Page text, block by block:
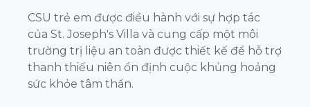
CSU trẻ em được điều hành với sự hợp tác
của St. Joseph's Villa và cung cấp một môi
trường trị liệu an toàn được thiết kế để hỗ trợ
thanh thiếu niên ổn định cuộc khủng hoảng
sức khỏe tâm thần.